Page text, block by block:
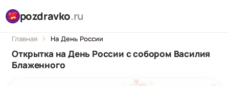
pozdravko.ru
Главная На День России
Открытка на День России с собором Василия
Блаженного